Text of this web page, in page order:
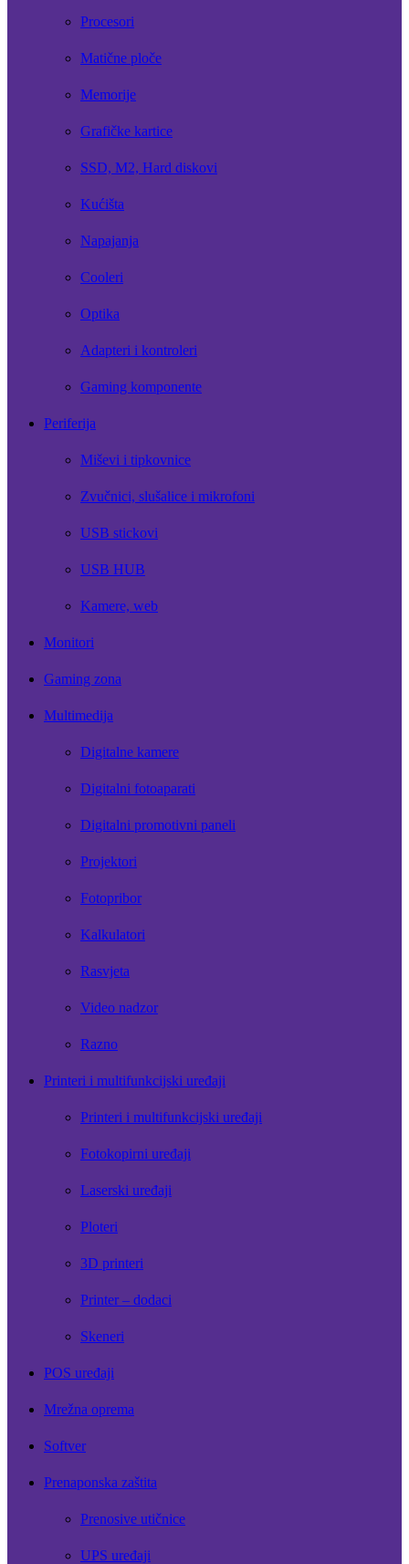
Procesori
Matične ploče
Memorije
Grafičke kartice
SSD, M2, Hard diskovi
Kućišta
Napajanja
Cooleri
Optika
Adapteri i kontroleri
Gaming komponente
Periferija
Miševi i tipkovnice
Zvučnici, slušalice i mikrofoni
USB stickovi
USB HUB
Kamere, web
Monitori
Gaming zona
Multimedija
Digitalne kamere
Digitalni fotoaparati
Digitalni promotivni paneli
Projektori
Fotopribor
Kalkulatori
Rasvjeta
Video nadzor
Razno
Printeri i multifunkcijski uređaji
Printeri i multifunkcijski uređaji
Fotokopirni uređaji
Laserski uređaji
Ploteri
3D printeri
Printer – dodaci
Skeneri
POS uređaji
Mrežna oprema
Softver
Prenaponska zaštita
Prenosive utičnice
UPS uređaji